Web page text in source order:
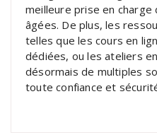
meilleure prise en
âgées. De plus, les
telles que les cours en
dédiées, ou les ateliers
désormais de multiples
toute confiance et